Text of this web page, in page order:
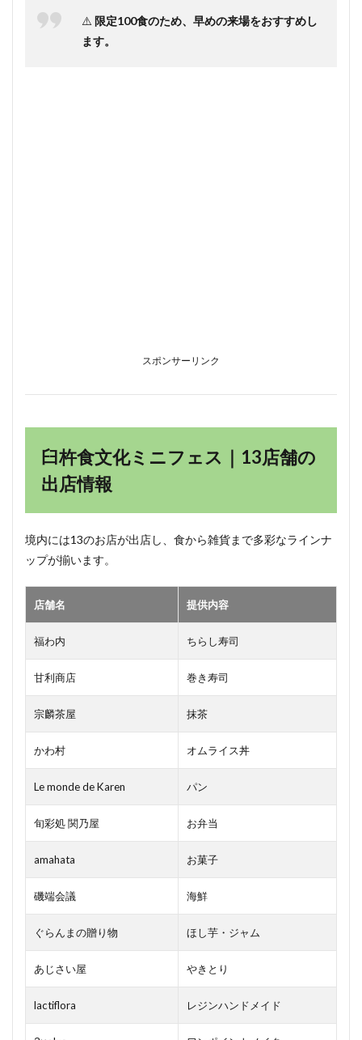
⚠️ 限定100食のため、早めの来場をおすすめし
ます。
スポンサーリンク
臼杵食文化ミニフェス｜13店舗の
出店情報
境内には13のお店が出店し、食から雑貨まで多彩なラインナ
ップが揃います。
店舗名 提供内容
福わ内 ちらし寿司
甘利商店 巻き寿司
宗麟茶屋 抹茶
かわ村 オムライス丼
Le monde de Karen パン
旬彩処 関乃屋 お弁当
amahata お菓子
磯端会議 海鮮
ぐらんまの贈り物 ほし芋・ジャム
あじさい屋 やきとり
lactiflora レジンハンドメイド